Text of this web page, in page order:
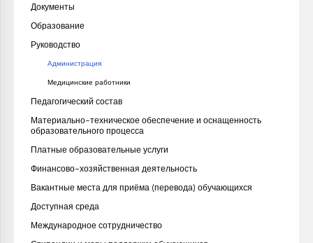
Документы
Образование
Руководство
Администрация
Медицинские работники
Педагогический состав
Материально-техническое обеспечение и оснащенность
образовательного процесса
Платные образовательные услуги
Финансово-хозяйственная деятельность
Вакантные места для приёма (перевода) обучающихся
Доступная среда
Международное сотрудничество